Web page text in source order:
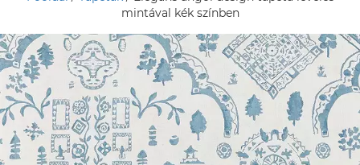
mintával kék színben